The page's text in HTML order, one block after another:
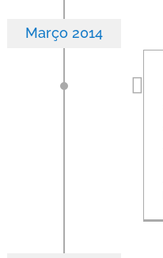
Março 2014